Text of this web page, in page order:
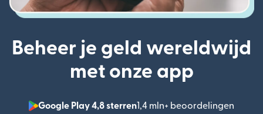
Beheer je geld wereldwijd
met onze app
Google Play 4,8 sterren1,4 mln+ beoordelingen